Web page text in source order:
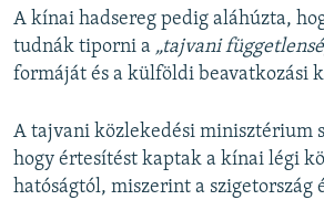
A kínai hadsereg pedig aláhúzta,
tudnák tiporni a „tajvani
formáját és a külföldi beavatkozási
A tajvani közlekedési minisztérium
hogy értesítést kaptak a kínai légi
hatóságtól, miszerint a szigetország